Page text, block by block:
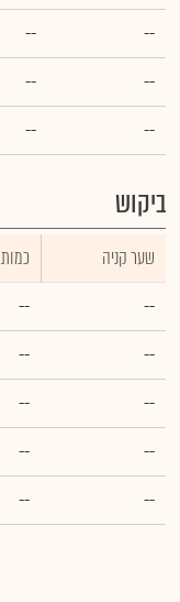
--
--
--
--
--
--
ביקוש
שער קניה כמות
--
--
--
--
--
--
--
--
--
--